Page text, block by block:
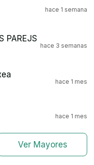
hace 1 semana
PAREJS
hace 3 semanas
hace 1 mes
hace 1 mes
Ver Mayores